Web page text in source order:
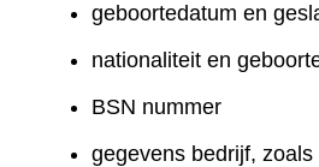
geboortedatum en
nationaliteit en
BSN nummer
gegevens bedrijf,